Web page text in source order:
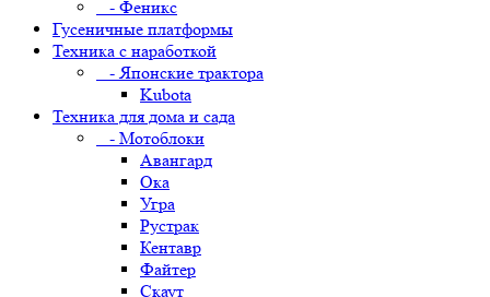
- Феникс
Гусеничные платформы
Техника с наработкой
- Японские трактора
Kubota
Техника для дома и сада
- Мотоблоки
Авангард
Ока
Угра
Рустрак
Кентавр
Файтер
Скаут